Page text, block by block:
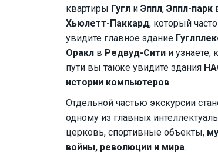
квартиры Гугл и Эппл, Эппл-парк
Хьюлетт-Паккард, который
увидите главное здание
Оракл в Редвуд-Сити и узнаете,
пути вы также увидите здания
истории компьютеров.
Отдельной частью экскурсии
одному из главных
церковь, спортивные объекты,
войны, революции и мира.